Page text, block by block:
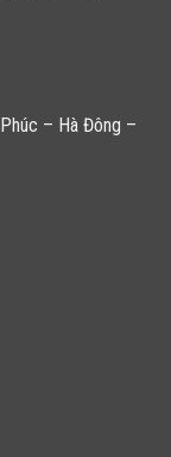
– Hà Đông –